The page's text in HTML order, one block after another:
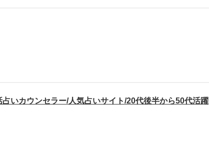
いカウンセラー/人気占いサイト/20代後半から50代活躍